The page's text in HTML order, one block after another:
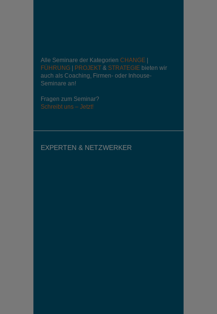
Alle Seminare der Kategorien CHANGE
FÜHRUNG
PROJEKT & STRATEGIE bieten wir
auch als Coaching, Firmen- oder Inhouse-
Seminare an!
Fragen zum Seminar?
Schreibt uns – Jetzt!
EXPERTEN & NETZWERKER